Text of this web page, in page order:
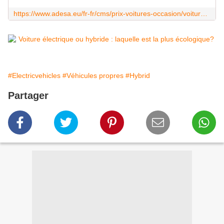
https://www.adesa.eu/fr-fr/cms/prix-voitures-occasion/voitures-economiques
#Electricvehicles #Véhicules propres #Hybrid
Partager